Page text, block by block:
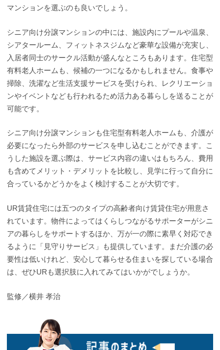
マンションを選ぶのも良いでしょう。
シニア向け分譲マンションの中には、施設内にプールや温泉、
シアタールーム、フィットネスジムなど豪華な設備が充実し、
入居者同士のサークル活動が盛んなところもあります。住宅型
有料老人ホームも、候補の一つになるかもしれません。食事や
掃除、洗濯など生活支援サービスを受けられ、レクリエーショ
ンやイベントなども行われるため活力ある暮らしを送ることが
可能です。
シニア向け分譲マンションも住宅型有料老人ホームも、介護が
必要になったら外部のサービスを申し込むことができます。こ
うした施設を選ぶ際は、サービス内容の違いはもちろん、費用
も含めてメリット・デメリットを比較し、見学に行って自分に
合っているかどうかをよく検討することが大切です。
UR賃貸住宅には五つのタイプの高齢者向け賃貸住宅が用意さ
れています。物件によってはくらしつながるサポーターがシニ
アの暮らしをサポートするほか、万が一の際に素早く対応でき
るように「見守りサービス」も提供しています。まだ介護の必
要性は低いけれど、安心して暮らせる住まいを探している場合
は、ぜひURも選択肢に入れてみてはいかがでしょうか。
監修／横井 孝治